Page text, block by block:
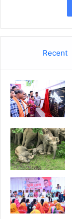
Recent